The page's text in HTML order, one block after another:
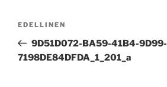
Edellinen
artikkeli
EDELLINEN
9D51D072-BA59-41B4-9D99-
7198DE84DFDA_1_201_a